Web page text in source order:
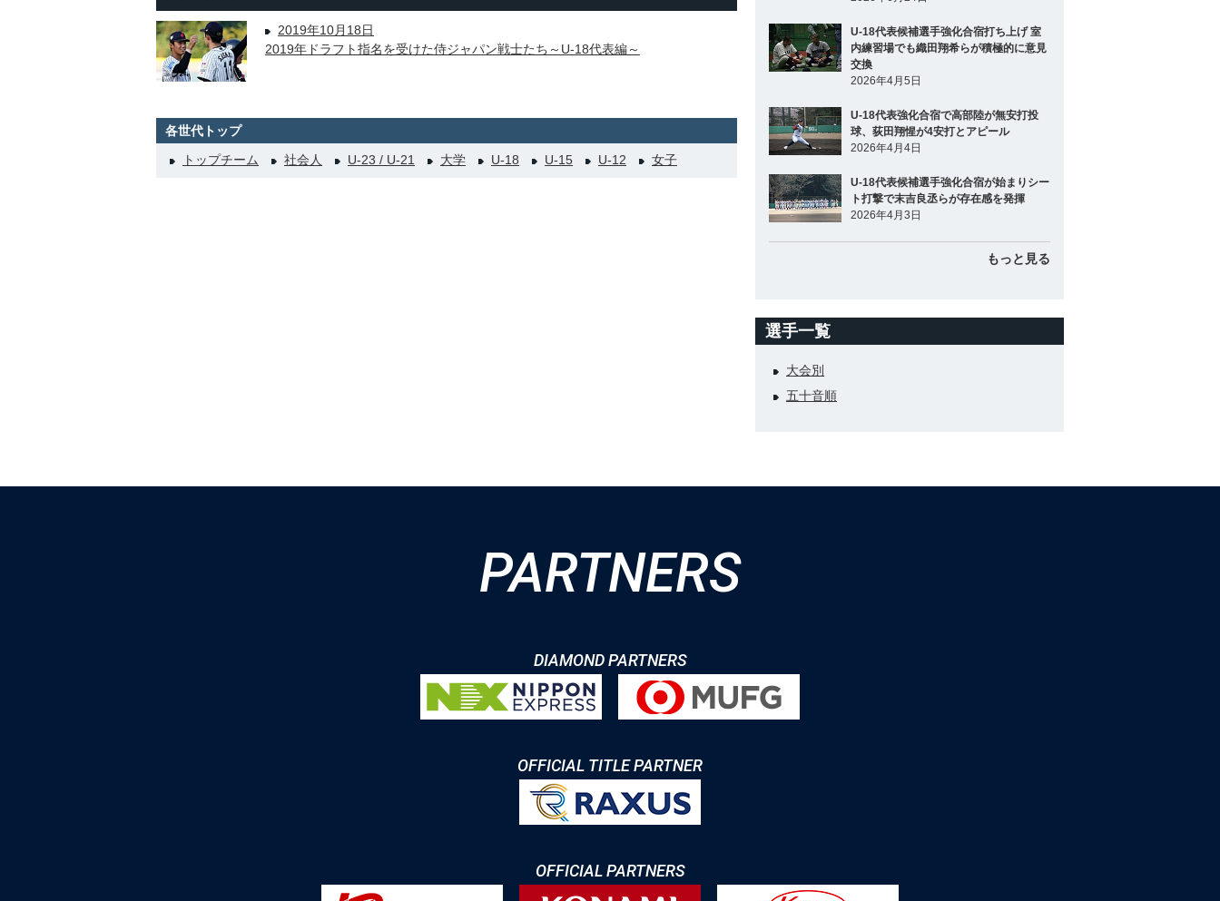
2019年10月18日
2019年ドラフト指名を受けた侍ジャパン戦士たち～U-18代表編～
各世代トップ
トップチーム
社会人 U-23 / U-21 大学 U-18 U-15 U-12 女子
U-18代表候補選手強化合宿打ち上げ 室
内練習場でも織田翔希らが積極的に意見
交換
2026年4月5日
U-18代表強化合宿で高部陸が無安打投
球、荻田翔惺が4安打とアピール
2026年4月4日
U-18代表候補選手強化合宿が始まりシー
ト打撃で末吉良丞らが存在感を発揮
2026年4月3日
もっと見る
選手一覧
大会別
五十音順
PARTNERS
DIAMOND PARTNERS
OFFICIAL TITLE PARTNER
OFFICIAL PARTNERS